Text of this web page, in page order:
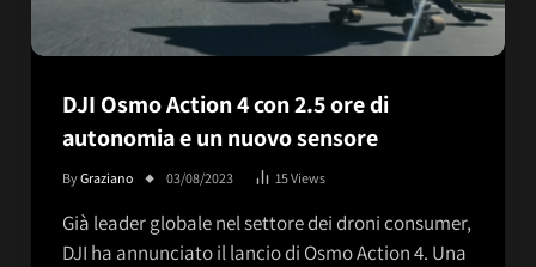
DJI Osmo Action 4 con 2.5 ore di
autonomia e un nuovo sensore
ByGraziano 03/08/2023 15Views
Già leader globale nel settore dei droni consumer,
DJI ha annunciato il lancio di Osmo Action 4. Una